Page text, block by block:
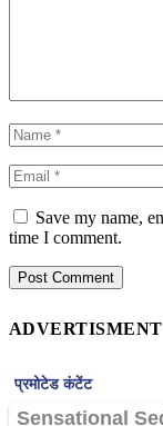
Save my name,
time I comment.
ADVERTISMENT